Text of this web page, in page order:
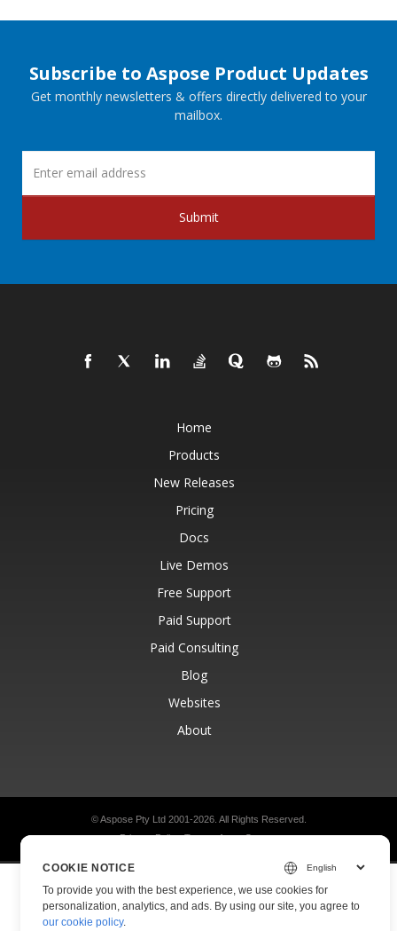
Subscribe to Aspose Product Updates
Get monthly newsletters & offers directly delivered to your
mailbox.
Submit
Home
Products
New Releases
Pricing
Docs
Live Demos
Free Support
Paid Support
Paid Consulting
Blog
Websites
About
© Aspose Pty Ltd 2001-2026. All Rights Reserved.
Privacy Policy Terms of use Contact
COOKIE NOTICE
To provide you with the best experience, we use cookies for
personalization, analytics, and ads. By using our site, you agree to
our cookie policy.